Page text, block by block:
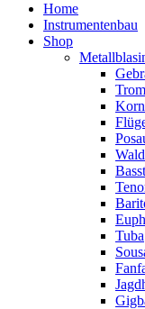
Home
Instrumentenbau
Shop
Tuba